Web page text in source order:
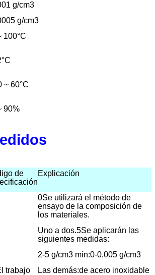
g/cm3
g/cm3
100°C
°C
~ 60°C
90%
de
Explicación
0Se utilizará el método de
ensayo de la composición de
los materiales.
Uno a dos.5Se aplicarán las
siguientes medidas:
2-5 g/cm3 min:0-0,005 g/cm3
trabajo
Las demás:de acero inoxidable